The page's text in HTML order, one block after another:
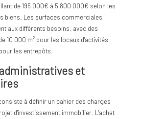
de 195 000€ à 5 800 000€ selon les
biens. Les surfaces commerciales
aux différents besoins, avec des
10 000 m² pour les locaux d'activités
les entrepôts.
et
à définir un cahier des charges
d'investissement immobilier. L'achat